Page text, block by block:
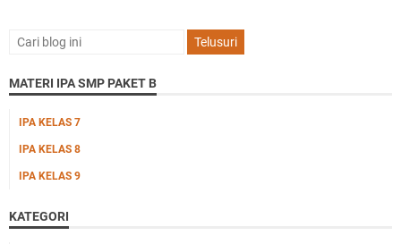
MATERI IPA SMP PAKET B
IPA KELAS 7
IPA KELAS 8
IPA KELAS 9
KATEGORI